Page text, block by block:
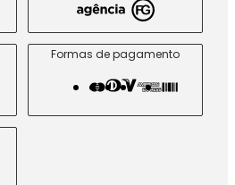
Formas de pagamento